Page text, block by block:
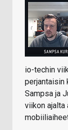
io-techin
perjantaisin
Sampsa ja
viikon ajalta